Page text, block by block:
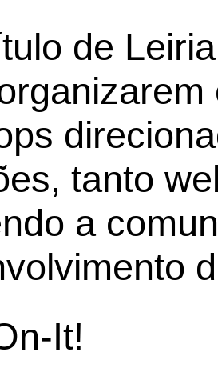
de
tanto
a
It!